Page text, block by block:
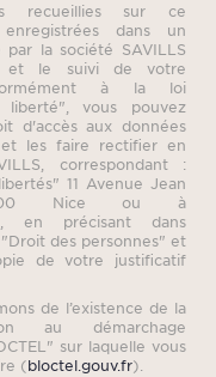
recueillies sur ce
dans un
la société SAVILLS
et le suivi de votre
à la loi
vous pouvez
d'accès aux données
les faire rectifier en
correspondant :
11 Avenue Jean
Nice ou à
, en précisant dans
des personnes" et
de votre justificatif
de l’existence de la
au démarchage
sur laquelle vous
(bloctel.gouv.fr).